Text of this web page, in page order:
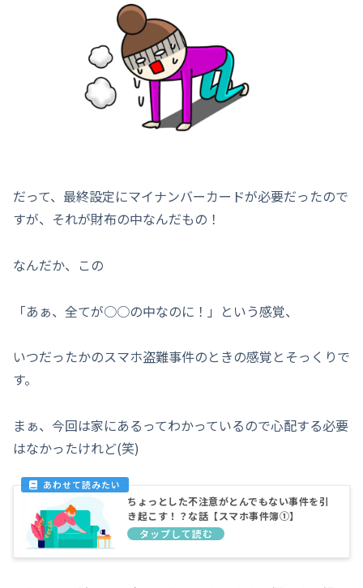
だって、最終設定にマイナンバーカードが必要だったので
すが、それが財布の中なんだもの！
なんだか、この
「あぁ、全てが○○の中なのに！」という感覚、
いつだったかのスマホ盗難事件のときの感覚とそっくりで
す。
まぁ、今回は家にあるってわかっているので心配する必要
はなかったけれど(笑)
ちょっとした不注意がとんでもない事件を引
き起こす！？な話【スマホ事件簿①】